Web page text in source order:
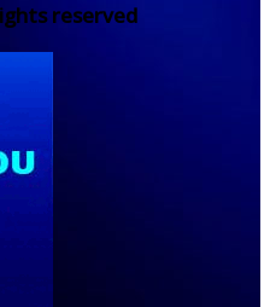
reserved